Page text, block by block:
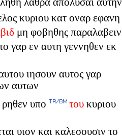
κυριου κατ οναρ εφανη
μη φοβηθης παραλαβειν
γαρ εν αυτη γεννηθεν εκ
ιησουν αυτος γαρ
αυτων
υπο TR/BM του κυριου
υιον και καλεσουσιν το